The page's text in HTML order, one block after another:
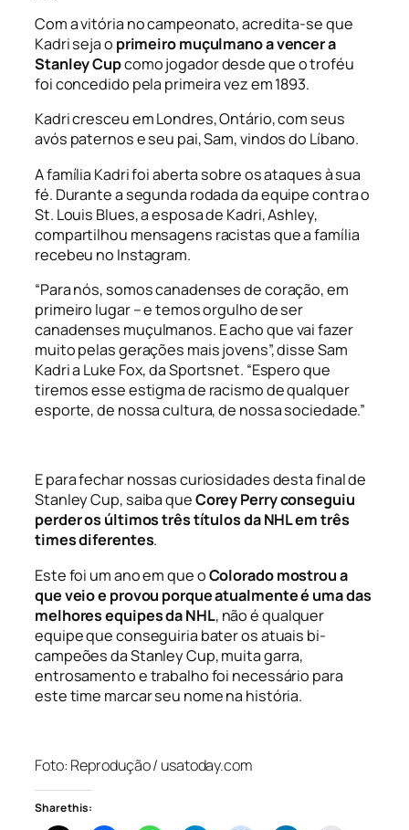
Com a vitória no campeonato, acredita-se que
Kadri seja o primeiro muçulmano a vencer a
Stanley Cupcomo jogador desde que o troféu
foi concedido pela primeira vez em 1893.
Kadri cresceu em Londres, Ontário, com seus
avós paternos e seu pai, Sam, vindos do Líbano.
A família Kadri foi aberta sobre os ataques à sua
fé. Durante a segunda rodada da equipe contra o
St. Louis Blues, a esposa de Kadri, Ashley,
compartilhou mensagens racistas que a família
recebeu no Instagram.
“Para nós, somos canadenses de coração, em
primeiro lugar – e temos orgulho de ser
canadenses muçulmanos. E acho que vai fazer
muito pelas gerações mais jovens”, disse Sam
Kadri a Luke Fox, da Sportsnet. “Espero que
tiremos esse estigma de racismo de qualquer
esporte, de nossa cultura, de nossa sociedade.”
E para fechar nossas curiosidades desta final de
Stanley Cup, saiba queCorey Perry conseguiu
perder os últimos três títulos da NHL em três
times diferentes.
Este foi um ano em que oColorado mostrou a
que veio e provou porque atualmente é uma das
melhores equipes da NHL, não é qualquer
equipe que conseguiria bater os atuais bi-
campeões da Stanley Cup, muita garra,
entrosamento e trabalho foi necessário para
este time marcar seu nome na história.
Foto: Reprodução / usatoday.com
Share this: